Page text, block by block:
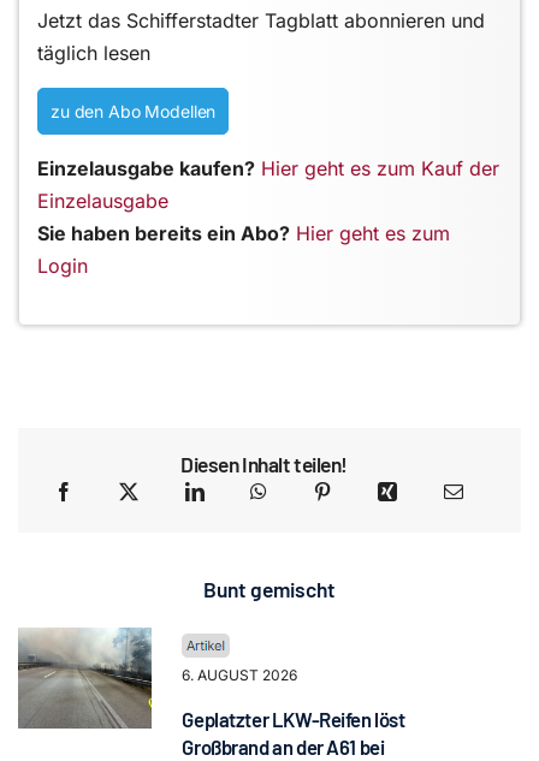
Jetzt das Schifferstadter Tagblatt abonnieren und
täglich lesen
zu den Abo Modellen
Einzelausgabe kaufen? Hier geht es zum Kauf der
Einzelausgabe
Sie haben bereits ein Abo? Hier geht es zum
Login
Diesen Inhalt teilen!
Bunt gemischt
6. AUGUST 2026
Geplatzter LKW-Reifen löst
Großbrand an der A61 bei